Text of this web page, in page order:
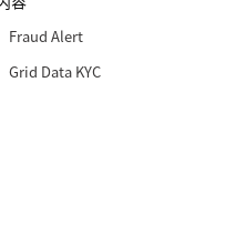
Fraud Alert
Grid Data KYC